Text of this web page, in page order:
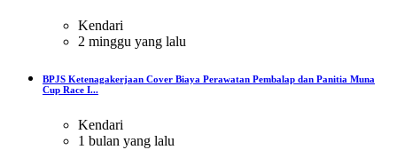
Kendari
2 minggu yang lalu
BPJS Ketenagakerjaan Cover Biaya Perawatan Pembalap dan Panitia Muna
Cup Race I...
Kendari
1 bulan yang lalu